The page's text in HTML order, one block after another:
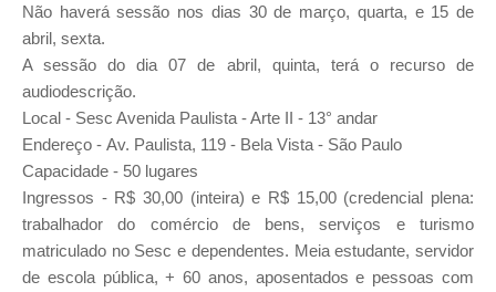
Não haverá sessão nos dias 30 de março, quarta, e 15 de
abril, sexta.
A sessão do dia 07 de abril, quinta, terá o recurso de
audiodescrição.
Local - Sesc Avenida Paulista - Arte II - 13° andar
Endereço - Av. Paulista, 119 - Bela Vista - São Paulo
Capacidade - 50 lugares
Ingressos - R$ 30,00 (inteira) e R$ 15,00 (credencial plena:
trabalhador do comércio de bens, serviços e turismo
matriculado no Sesc e dependentes. Meia estudante, servidor
de escola pública, + 60 anos, aposentados e pessoas com